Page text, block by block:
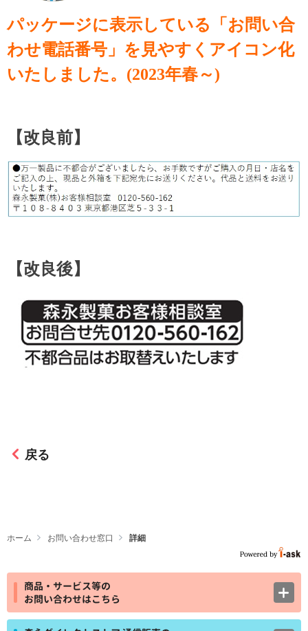
パッケージに表示している「お問い合
わせ電話番号」を 見やすくアイコン化
いたしました。(2023年春～)
【改良前】
【改良後】
戻る
ホーム お問い合わせ窓口 詳細
商品・サービス等の
お問い合わせはこちら